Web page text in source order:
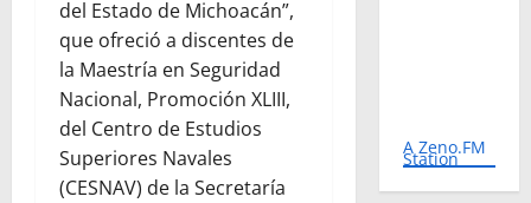
del Estado de Michoacán”,
que ofreció a discentes de
la Maestría en Seguridad
Nacional, Promoción XLIII,
del Centro de Estudios
Superiores Navales
(CESNAV) de la Secretaría
A Zeno.FM
Station